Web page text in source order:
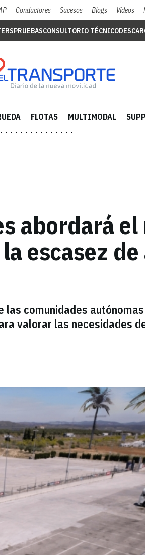
Conductores Sucesos Blogs Vídeos
PRUEBASCONSULTORIO TÉCNICO
FLOTAS MULTIMODAL
abordará
escasez
comunidades
valorar las necesidades